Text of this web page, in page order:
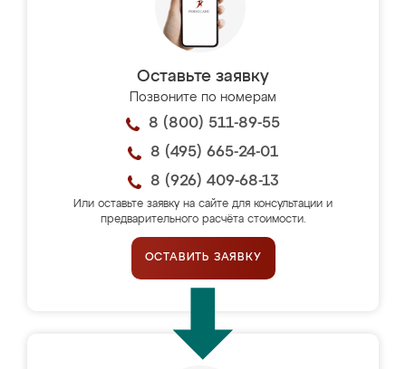
Оставьте заявку
Позвоните по номерам
8 (800) 511-89-55
8 (495) 665-24-01
8 (926) 409-68-13
Или оставьте заявку на сайте для консультации и
предварительного расчёта стоимости.
ОСТАВИТЬ ЗАЯВКУ